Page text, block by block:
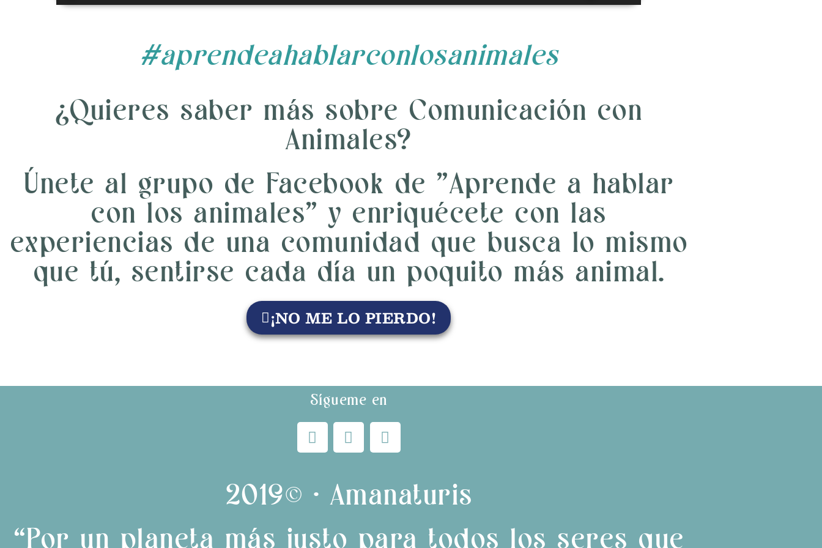
audio
teclas
volumen.
#aprendeahablarconlosanimales
¿Quieres saber más sobre Comunicación con
Animales?
Únete al grupo de Facebook de "Aprende a hablar
con los animales" y enriquécete con las
experiencias de una comunidad que busca lo mismo
que tú, sentirse cada día un poquito más animal.
¡NO ME LO PIERDO!
Sígueme en
2019© · Amanaturis
“Por un planeta más justo para todos los seres que